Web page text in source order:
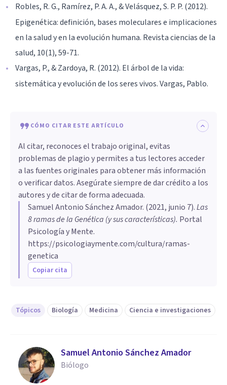
Robles, R. G., Ramírez, P. A. A., & Velásquez, S. P. P. (2012).
Epigenética: definición, bases moleculares e implicaciones
en la salud y en la evolución humana. Revista ciencias de la
salud, 10(1), 59-71.
Vargas, P., & Zardoya, R. (2012). El árbol de la vida:
sistemática y evolución de los seres vivos. Vargas, Pablo.
CÓMO CITAR ESTE ARTÍCULO
Al citar, reconoces el trabajo original, evitas
problemas de plagio y permites a tus lectores acceder
a las fuentes originales para obtener más información
o verificar datos. Asegúrate siempre de dar crédito a los
autores y de citar de forma adecuada.
Samuel Antonio Sánchez Amador. (2021, junio 7).Las
8 ramas de la Genética (y sus características). Portal
Psicología y Mente.
https://psicologiaymente.com/cultura/ramas-
genetica
Copiar cita
Tópicos Biología Medicina Ciencia e investigaciones
Samuel Antonio Sánchez Amador
Biólogo